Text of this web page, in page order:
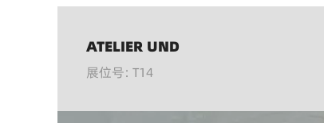
ATELIER UND
展位号: T14